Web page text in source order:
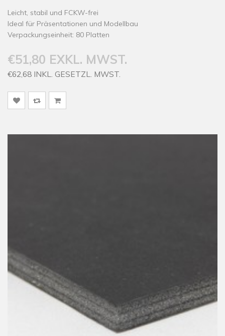
Leicht, stabil und FCKW-frei
Ideal für Präsentationen und Modellbau
Verpackungseinheit: 80 Platten
€51,80 EXKL. MWST.
€62,68 INKL. GESETZL. MWST.